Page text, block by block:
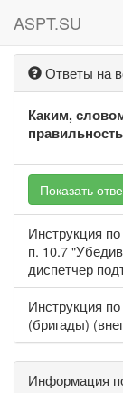
ASPT.SU
Ответы на
Каким,
Показать
Инструкция
п. 10.7
диспетчер
Инструкция
(бригады)
Информация